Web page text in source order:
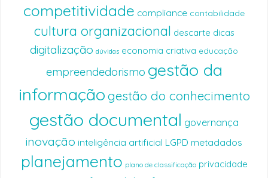
competitividade compliance contabilidade
cultura organizacional descarte dicas
digitalização dúvidas economia criativa educação
empreendedorismo gestão da
informaçãogestão do conhecimento
gestão documental governança
inovação inteligência artificial LGPD metadados
planejamento plano de classificação privacidade